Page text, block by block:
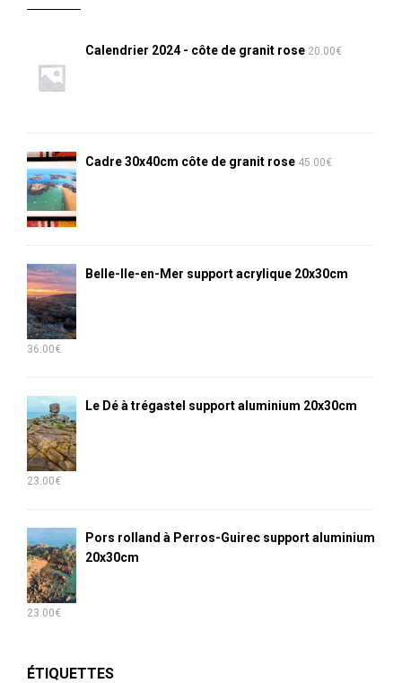
Calendrier 2024 - côte de granit rose 20.00€
Cadre 30x40cm côte de granit rose 45.00€
Belle-Ile-en-Mer support acrylique 20x30cm
36.00€
Le Dé à trégastel support aluminium 20x30cm
23.00€
Pors rolland à Perros-Guirec support aluminium
20x30cm
23.00€
ÉTIQUETTES